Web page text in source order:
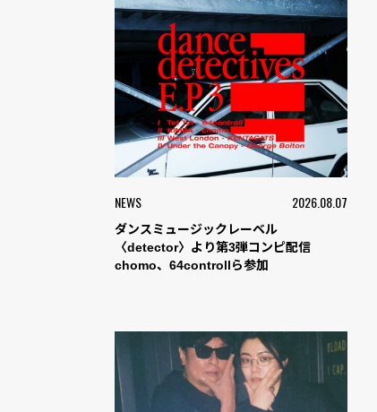
NEWS 2026.08.07
ダンスミュージックレーベル
〈detector〉より第3弾コンピ配信
chomo、64controllら参加